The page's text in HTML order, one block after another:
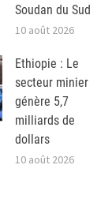
Soudan du Sud
10 août 2026
Ethiopie : Le
secteur minier
génère 5,7
milliards de
dollars
10 août 2026